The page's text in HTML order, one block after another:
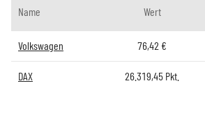
Name Wert
Volkswagen 76,42 €
DAX 26.319,45 Pkt.